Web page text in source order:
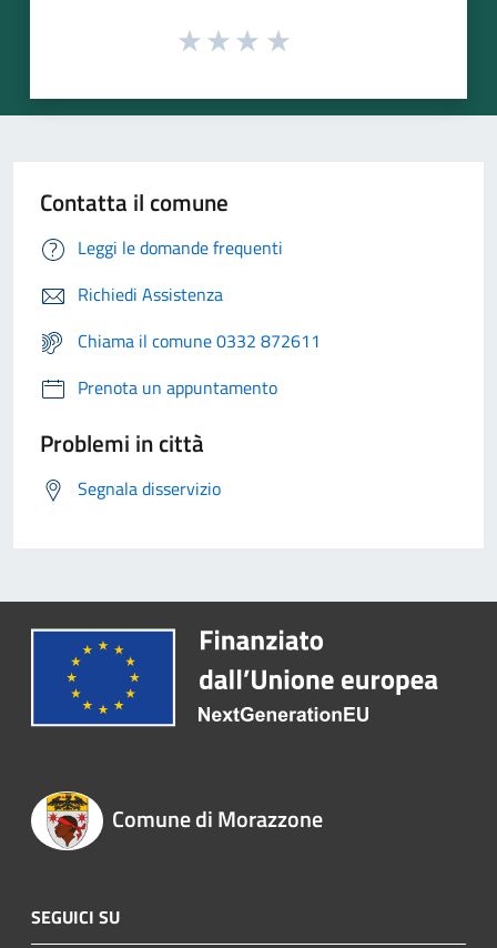
Contatta il comune
Leggi le domande frequenti
Richiedi Assistenza
Chiama il comune 0332 872611
Prenota un appuntamento
Problemi in città
Segnala disservizio
Comune di Morazzone
SEGUICI SU